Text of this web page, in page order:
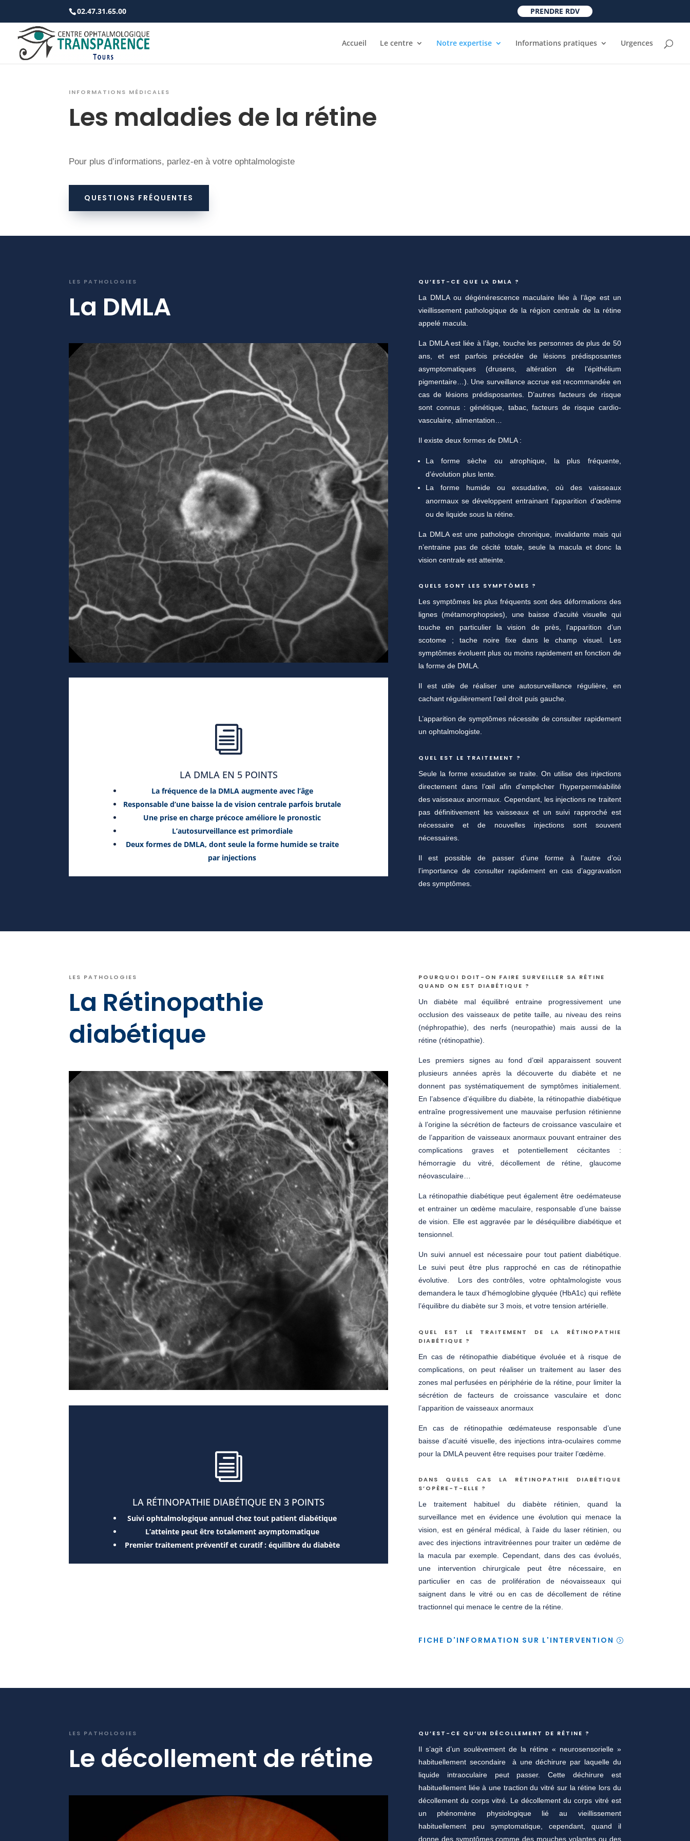
02.47.31.65.00 PRENDRE RDV
Accueil Le centre Notre expertise Informations pratiques Urgences
INFORMATIONS MÉDICALES
Les maladies de la rétine
Pour plus d’informations, parlez-en à votre ophtalmologiste
QUESTIONS FRÉQUENTES
LES PATHOLOGIES
La DMLA
i
LA DMLA EN 5 POINTS
La fréquence de la DMLA augmente avec l’âge
Responsable d’une baisse la de vision centrale parfois brutale
Une prise en charge précoce améliore le pronostic
L’autosurveillance est primordiale
Deux formes de DMLA, dont seule la forme humide se traite
par injections
QU’EST-CE QUE LA DMLA ?
La DMLA ou dégénérescence maculaire liée à l’âge est un
vieillissement pathologique de la région centrale de la rétine
appelé macula.
La DMLA est liée à l’âge, touche les personnes de plus de 50
ans, et est parfois précédée de lésions prédisposantes
asymptomatiques (drusens, altération de l’épithélium
pigmentaire…). Une surveillance accrue est recommandée en
cas de lésions prédisposantes. D’autres facteurs de risque
sont connus : génétique, tabac, facteurs de risque cardio-
vasculaire, alimentation…
Il existe deux formes de DMLA :
La forme sèche ou atrophique, la plus fréquente,
d’évolution plus lente.
La forme humide ou exsudative, où des vaisseaux
anormaux se développent entrainant l’apparition d’œdème
ou de liquide sous la rétine.
La DMLA est une pathologie chronique, invalidante mais qui
n’entraine pas de cécité totale, seule la macula et donc la
vision centrale est atteinte.
QUELS SONT LES SYMPTÔMES ?
Les symptômes les plus fréquents sont des déformations des
lignes (métamorphopsies), une baisse d’acuité visuelle qui
touche en particulier la vision de près, l’apparition d’un
scotome ; tache noire fixe dans le champ visuel. Les
symptômes évoluent plus ou moins rapidement en fonction de
la forme de DMLA.
Il est utile de réaliser une autosurveillance régulière, en
cachant régulièrement l’œil droit puis gauche.
L’apparition de symptômes nécessite de consulter rapidement
un ophtalmologiste.
QUEL EST LE TRAITEMENT ?
Seule la forme exsudative se traite. On utilise des injections
directement dans l’œil afin d’empêcher l’hyperperméabilité
des vaisseaux anormaux. Cependant, les injections ne traitent
pas définitivement les vaisseaux et un suivi rapproché est
nécessaire et de nouvelles injections sont souvent
nécessaires.
Il est possible de passer d’une forme à l’autre d’où
l’importance de consulter rapidement en cas d’aggravation
des symptômes.
LES PATHOLOGIES
La Rétinopathie
diabétique
i
LA RÉTINOPATHIE DIABÉTIQUE EN 3 POINTS
Suivi ophtalmologique annuel chez tout patient diabétique
L’atteinte peut être totalement asymptomatique
Premier traitement préventif et curatif : équilibre du diabète
POURQUOI DOIT-ON FAIRE SURVEILLER SA RÉTINE
QUAND ON EST DIABÉTIQUE ?
Un diabète mal équilibré entraine progressivement une
occlusion des vaisseaux de petite taille, au niveau des reins
(néphropathie), des nerfs (neuropathie) mais aussi de la
rétine (rétinopathie).
Les premiers signes au fond d’œil apparaissent souvent
plusieurs années après la découverte du diabète et ne
donnent pas systématiquement de symptômes initialement.
En l’absence d’équilibre du diabète, la rétinopathie diabétique
entraîne progressivement une mauvaise perfusion rétinienne
à l’origine la sécrétion de facteurs de croissance vasculaire et
de l’apparition de vaisseaux anormaux pouvant entrainer des
complications graves et potentiellement cécitantes :
hémorragie du vitré, décollement de rétine, glaucome
néovasculaire…
La rétinopathie diabétique peut également être oedémateuse
et entrainer un œdème maculaire, responsable d’une baisse
de vision. Elle est aggravée par le déséquilibre diabétique et
tensionnel.
Un suivi annuel est nécessaire pour tout patient diabétique.
Le suivi peut être plus rapproché en cas de rétinopathie
évolutive. Lors des contrôles, votre ophtalmologiste vous
demandera le taux d’hémoglobine glyquée (HbA1c) qui reflète
l’équilibre du diabète sur 3 mois, et votre tension artérielle.
QUEL EST LE TRAITEMENT DE LA RÉTINOPATHIE
DIABÉTIQUE ?
En cas de rétinopathie diabétique évoluée et à risque de
complications, on peut réaliser un traitement au laser des
zones mal perfusées en périphérie de la rétine, pour limiter la
sécrétion de facteurs de croissance vasculaire et donc
l’apparition de vaisseaux anormaux
En cas de rétinopathie œdémateuse responsable d’une
baisse d’acuité visuelle, des injections intra-oculaires comme
pour la DMLA peuvent être requises pour traiter l’œdème.
DANS QUELS CAS LA RÉTINOPATHIE DIABÉTIQUE
S’OPÈRE-T-ELLE ?
Le traitement habituel du diabète rétinien, quand la
surveillance met en évidence une évolution qui menace la
vision, est en général médical, à l’aide du laser rétinien, ou
avec des injections intravitréennes pour traiter un œdème de
la macula par exemple. Cependant, dans des cas évolués,
une intervention chirurgicale peut être nécessaire, en
particulier en cas de prolifération de néovaisseaux qui
saignent dans le vitré ou en cas de décollement de rétine
tractionnel qui menace le centre de la rétine.
FICHE D'INFORMATION SUR L'INTERVENTION
LES PATHOLOGIES
Le décollement de rétine
QU’EST-CE QU’UN DÉCOLLEMENT DE RÉTINE ?
Il s’agit d’un soulèvement de la rétine « neurosensorielle »
habituellement secondaire à une déchirure par laquelle du
liquide intraoculaire peut passer. Cette déchirure est
habituellement liée à une traction du vitré sur la rétine lors du
décollement du corps vitré. Le décollement du corps vitré est
un phénomène physiologique lié au vieillissement
habituellement peu symptomatique, cependant, quand il
donne des symptômes comme des mouches volantes ou des